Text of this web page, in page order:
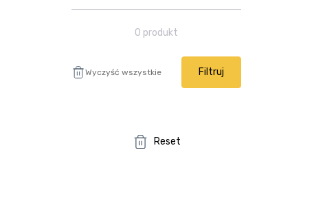
0 produkt
Filtruj
Wyczyść wszystkie
Reset